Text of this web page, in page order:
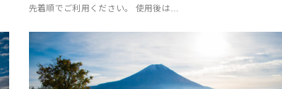
先着順でご利用ください。 使用後は…